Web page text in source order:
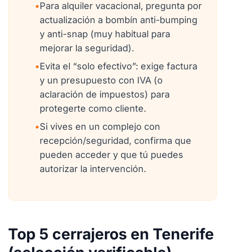
•Para alquiler vacacional, pregunta por
actualización a bombín anti-bumping
y anti-snap (muy habitual para
mejorar la seguridad).
•Evita el “solo efectivo”: exige factura
y un presupuesto con IVA (o
aclaración de impuestos) para
protegerte como cliente.
•Si vives en un complejo con
recepción/seguridad, confirma que
pueden acceder y que tú puedes
autorizar la intervención.
Top 5 cerrajeros en Tenerife